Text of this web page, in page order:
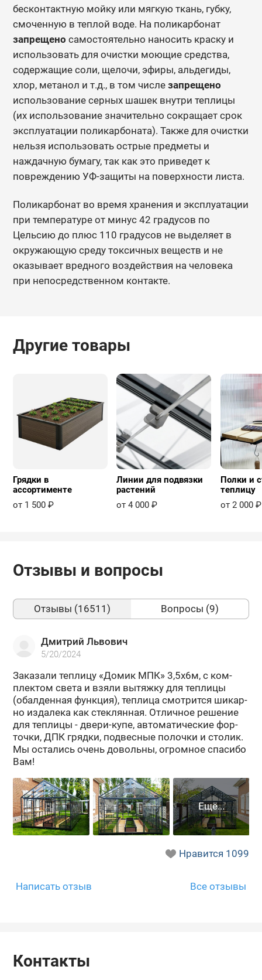
бесконтактную мойку или мягкую ткань, губку,
смоченную в теплой воде. На поликарбонат
запрещено самостоятельно наносить краску и
использовать для очистки моющие средства,
содержащие соли, щелочи, эфиры, альдегиды,
хлор, метанол и т.д., в том числе запрещено
использование серных шашек внутри теплицы
(их использование значительно сокращает срок
эксплуатации поликарбоната). Также для очистки
нельзя использовать острые предметы и
наждачную бумагу, так как это приведет к
повреждению УФ-защиты на поверхности листа.
Поликарбонат во время хранения и эксплуатации
при температуре от минус 42 градусов по
Цельсию до плюс 110 градусов не выделяет в
окружающую среду токсичных веществ и не
оказывает вредного воздействия на человека
при непосредственном контакте.
Другие товары
Грядки в
ассортименте
от 1 500 ₽
Линии для подвязки
растений
от 4 000 ₽
Полки и
теплицу
от 2 000 ₽
Отзывы и вопросы
Отзывы (16511) Вопросы (9)
Дмитрий Львович
5/20/2024
За­ка­за­ли теп­ли­цу «Домик МПК» 3,5х6м, с ком­
плек­том света и взяли вы­тяж­ку для теп­ли­цы
(обал­ден­ная функ­ция), теп­ли­ца смот­рит­ся ши­кар­
но из­да­ле­ка как стек­лян­ная. От­лич­ное ре­ше­ние
для теп­ли­цы - двери-​купе, ав­то­ма­ти­че­ские фор­
точ­ки, ДПК гряд­ки, под­вес­ные по­лоч­ки и сто­лик.
Мы оста­лись очень до­воль­ны, огром­ное спа­си­бо
Вам!
Нравится 1099
Написать отзыв Все отзывы
Контакты